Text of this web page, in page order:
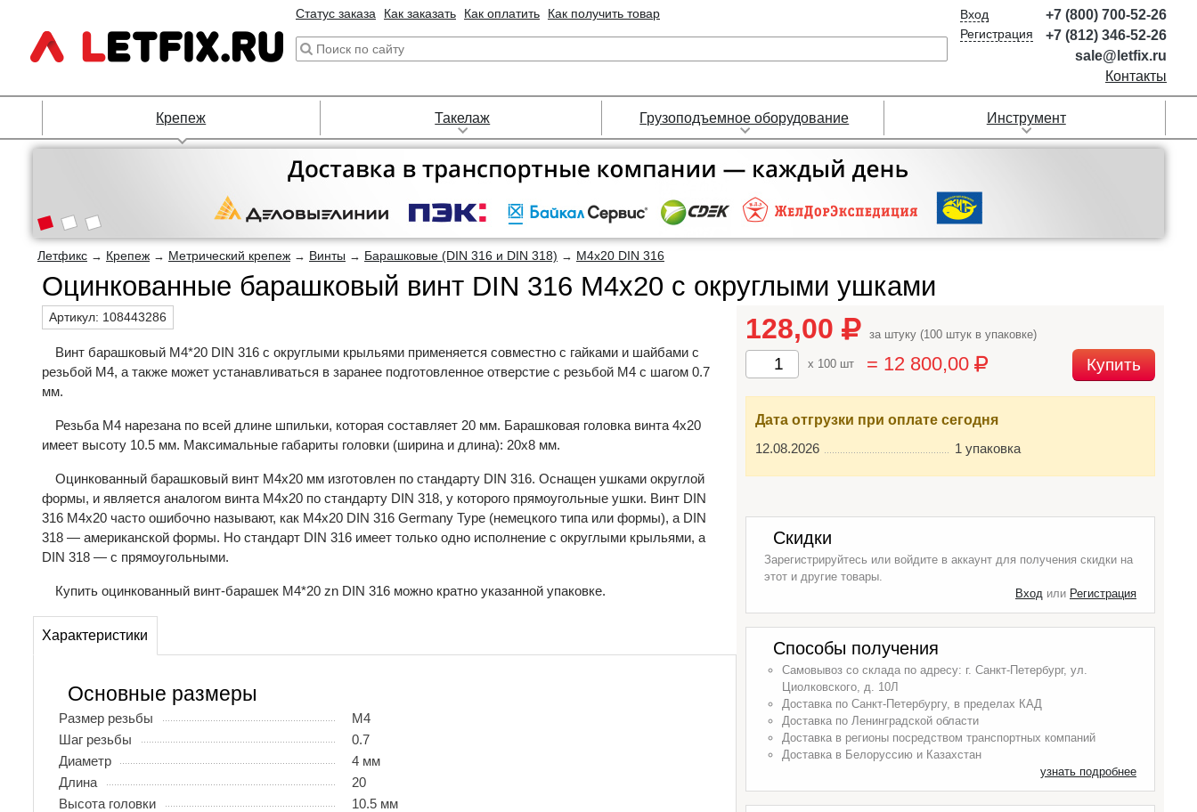
Статус заказа Как заказать Как оплатить Как получить товар
Вход
Регистрация
+7 (800) 700-52-26
+7 (812) 346-52-26
sale@letfix.ru
Контакты
Крепеж Такелаж Грузоподъемное оборудование Инструмент
Летфикс → Крепеж → Метрический крепеж → Винты → Барашковые (DIN 316 и DIN 318) → М4х20 DIN 316
Оцинкованные барашковый винт DIN 316 М4х20 с округлыми ушками
Артикул: 108443286
Винт барашковый М4*20 DIN 316 с округлыми крыльями применяется совместно с гайками и шайбами с
резьбой М4, а также может устанавливаться в заранее подготовленное отверстие с резьбой М4 с шагом 0.7
мм.
Резьба М4 нарезана по всей длине шпильки, которая составляет 20 мм. Барашковая головка винта 4х20
имеет высоту 10.5 мм. Максимальные габариты головки (ширина и длина): 20х8 мм.
Оцинкованный барашковый винт М4х20 мм изготовлен по стандарту DIN 316. Оснащен ушками округлой
формы, и является аналогом винта М4х20 по стандарту DIN 318, у которого прямоугольные ушки. Винт DIN
316 М4х20 часто ошибочно называют, как М4х20 DIN 316 Germany Type (немецкого типа или формы), а DIN
318 — американской формы. Но стандарт DIN 316 имеет только одно исполнение с округлыми крыльями, а
DIN 318 — с прямоугольными.
Купить оцинкованный винт-барашек М4*20 zn DIN 316 можно кратно указанной упаковке.
Характеристики
Основные размеры
Размер резьбы
М4
Шаг резьбы
0.7
Диаметр
4 мм
Длина
20
Высота головки
10.5 мм
128,00 за штуку (100 штук в упаковке)
x 100 шт = 12 800,00 Купить
Дата отгрузки при оплате сегодня
12.08.2026
1 упаковка
Скидки
Зарегистрируйтесь или войдите в аккаунт для получения скидки на
этот и другие товары.
Вход или Регистрация
Способы получения
Самовывоз со склада по адресу: г. Санкт-Петербург, ул.
Циолковского, д. 10Л
Доставка по Санкт-Петербургу, в пределах КАД
Доставка по Ленинградской области
Доставка в регионы посредством транспортных компаний
Доставка в Белоруссию и Казахстан
узнать подробнее